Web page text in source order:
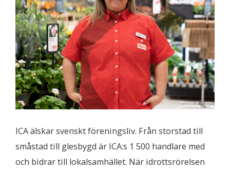
ICA älskar svenskt föreningsliv. Från storstad till
småstad till glesbygd är ICA:s 1 500 handlare med
och bidrar till lokalsamhället. När idrottsrörelsen